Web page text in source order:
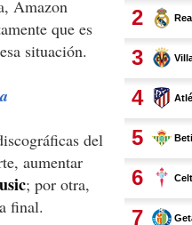
Amazon
que es
situación.
del
aumentar
; por otra,
final.